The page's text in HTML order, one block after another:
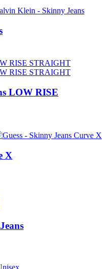
LOW RISE
X